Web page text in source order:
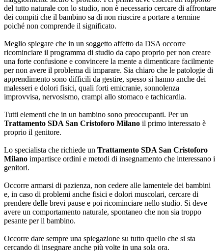
del tutto naturale con lo studio, non è necessario cercare di affrontare
dei compiti che il bambino sa di non riuscire a portare a termine
poiché non comprende il significato.
Meglio spiegare che in un soggetto affetto da DSA occorre
ricominciare il programma di studio da capo proprio per non creare
una forte confusione e convincere la mente a dimenticare facilmente
per non avere il problema di imparare. Sia chiaro che le patologie di
apprendimento sono difficili da gestire, spesso si hanno anche dei
malesseri e dolori fisici, quali forti emicranie, sonnolenza
improvvisa, nervosismo, crampi allo stomaco e tachicardia.
Tutti elementi che in un bambino sono preoccupanti. Per un
Trattamento SDA San Cristoforo Milano il primo interessato è
proprio il genitore.
Lo specialista che richiede un Trattamento SDA San Cristoforo
Milano impartisce ordini e metodi di insegnamento che interessano i
genitori.
Occorre armarsi di pazienza, non cedere alle lamentele dei bambini
e, in caso di problemi anche fisici e dolori muscolari, cercare di
prendere delle brevi pause e poi ricominciare nello studio. Si deve
avere un comportamento naturale, spontaneo che non sia troppo
pesante per il bambino.
Occorre dare sempre una spiegazione su tutto quello che si sta
cercando di insegnare anche più volte in una sola ora.